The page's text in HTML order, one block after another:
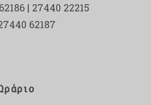
| 27440 22215
62187